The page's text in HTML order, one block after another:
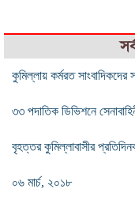
কুমিল্লায় কর্মরত সাংবাদিকদের
৩৩ পদাতিক ডিভিশনে
বৃহত্তর কুমিল্লাবাসীর
০৬ মার্চ, ২০১৮